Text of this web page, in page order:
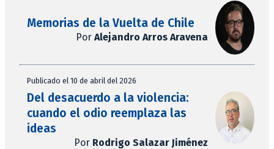
Memorias de la Vuelta de Chile
Por Alejandro Arros Aravena
Publicado el 10 de abril del 2026
Del desacuerdo a la violencia:
cuando el odio reemplaza las
ideas
Por Rodrigo Salazar Jiménez